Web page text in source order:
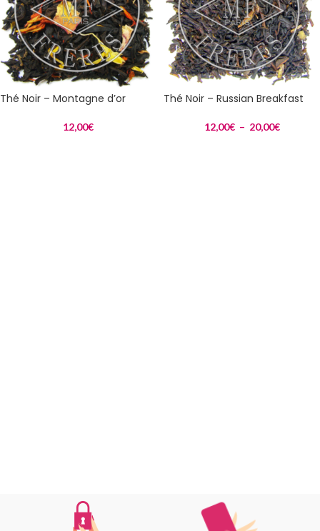
Thé Noir – Montagne d’or
12,00€
Thé Noir – Russian Breakfast
12,00€ – 20,00€